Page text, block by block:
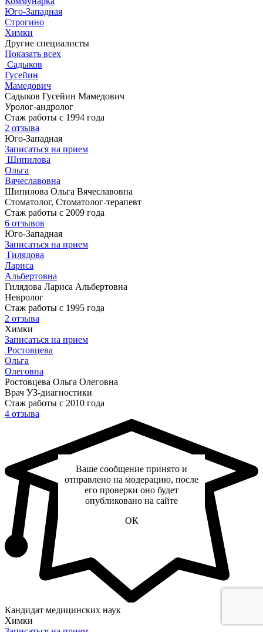
Юго-Западная
Строгино
Химки
Другие специалисты
Показать всех
Садыков
Гусейин
Мамедович
Садыков Гусейин Мамедович
Уролог-андролог
Стаж работы с 1994 года
2 отзыва
Юго-Западная
Записаться на прием
Шипилова
Ольга
Вячеславовна
Шипилова Ольга Вячеславовна
Стоматолог, Стоматолог-терапевт
Стаж работы с 2009 года
6 отзывов
Юго-Западная
Записаться на прием
Гилядова
Лариса
Альбертовна
Гилядова Лариса Альбертовна
Невролог
Стаж работы с 1995 года
2 отзыва
Химки
Записаться на прием
Ростовцева
Ольга
Олеговна
Ростовцева Ольга Олеговна
Врач УЗ-диагностики
Стаж работы с 2010 года
4 отзыва
Кандидат медицинских наук
Химки
Ваше сообщение принято и
отправлено на модерацию, после
его проверки оно будет
опубликовано на сайте
ОК